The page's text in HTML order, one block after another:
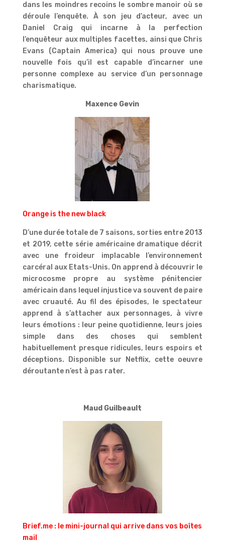
dans les moindres recoins le sombre manoir où se
déroule l’enquête. À son jeu d’acteur, avec un
Daniel Craig qui incarne à la perfection
l’enquêteur aux multiples facettes, ainsi que Chris
Evans (Captain America) qui nous prouve une
nouvelle fois qu’il est capable d’incarner une
personne complexe au service d’un personnage
charismatique.
Maxence Gevin
Orange is the new black
D’une durée totale de 7 saisons, sorties entre 2013
et 2019, cette série américaine dramatique décrit
avec une froideur implacable l’environnement
carcéral aux Etats-Unis. On apprend à découvrir le
microcosme propre au système pénitencier
américain dans lequel injustice va souvent de paire
avec cruauté. Au fil des épisodes, le spectateur
apprend à s’attacher aux personnages, à vivre
leurs émotions : leur peine quotidienne, leurs joies
simple dans des choses qui semblent
habituellement presque ridicules, leurs espoirs et
déceptions. Disponible sur Netflix, cette oeuvre
déroutante n’est à pas rater.
Maud Guilbeault
Brief.me : le mini-journal qui arrive dans vos boîtes
mail